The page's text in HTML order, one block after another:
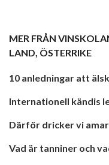
MER FRÅN
LAND, ÖSTERRIKE
10 anledningar att
Internationell kändis
Därför dricker vi
Vad är tanniner och